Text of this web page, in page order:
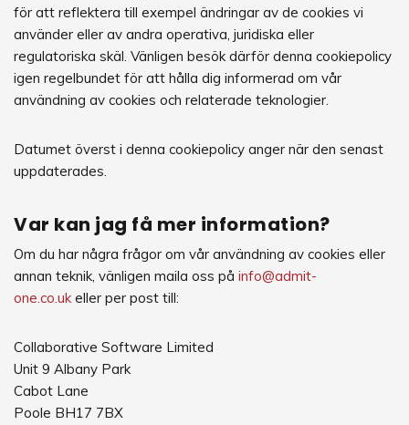
för att reflektera till exempel ändringar av de cookies vi
använder eller av andra operativa, juridiska eller
regulatoriska skäl. Vänligen besök därför denna cookiepolicy
igen regelbundet för att hålla dig informerad om vår
användning av cookies och relaterade teknologier.
Datumet överst i denna cookiepolicy anger när den senast
uppdaterades.
Var kan jag få mer information?
Om du har några frågor om vår användning av cookies eller
annan teknik, vänligen maila oss på info@admit-
one.co.ukeller per post till:
Collaborative Software Limited
Unit 9 Albany Park
Cabot Lane
Poole BH17 7BX